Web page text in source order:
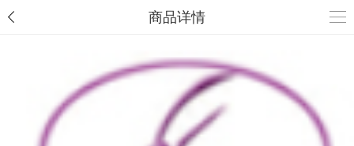
商品详情